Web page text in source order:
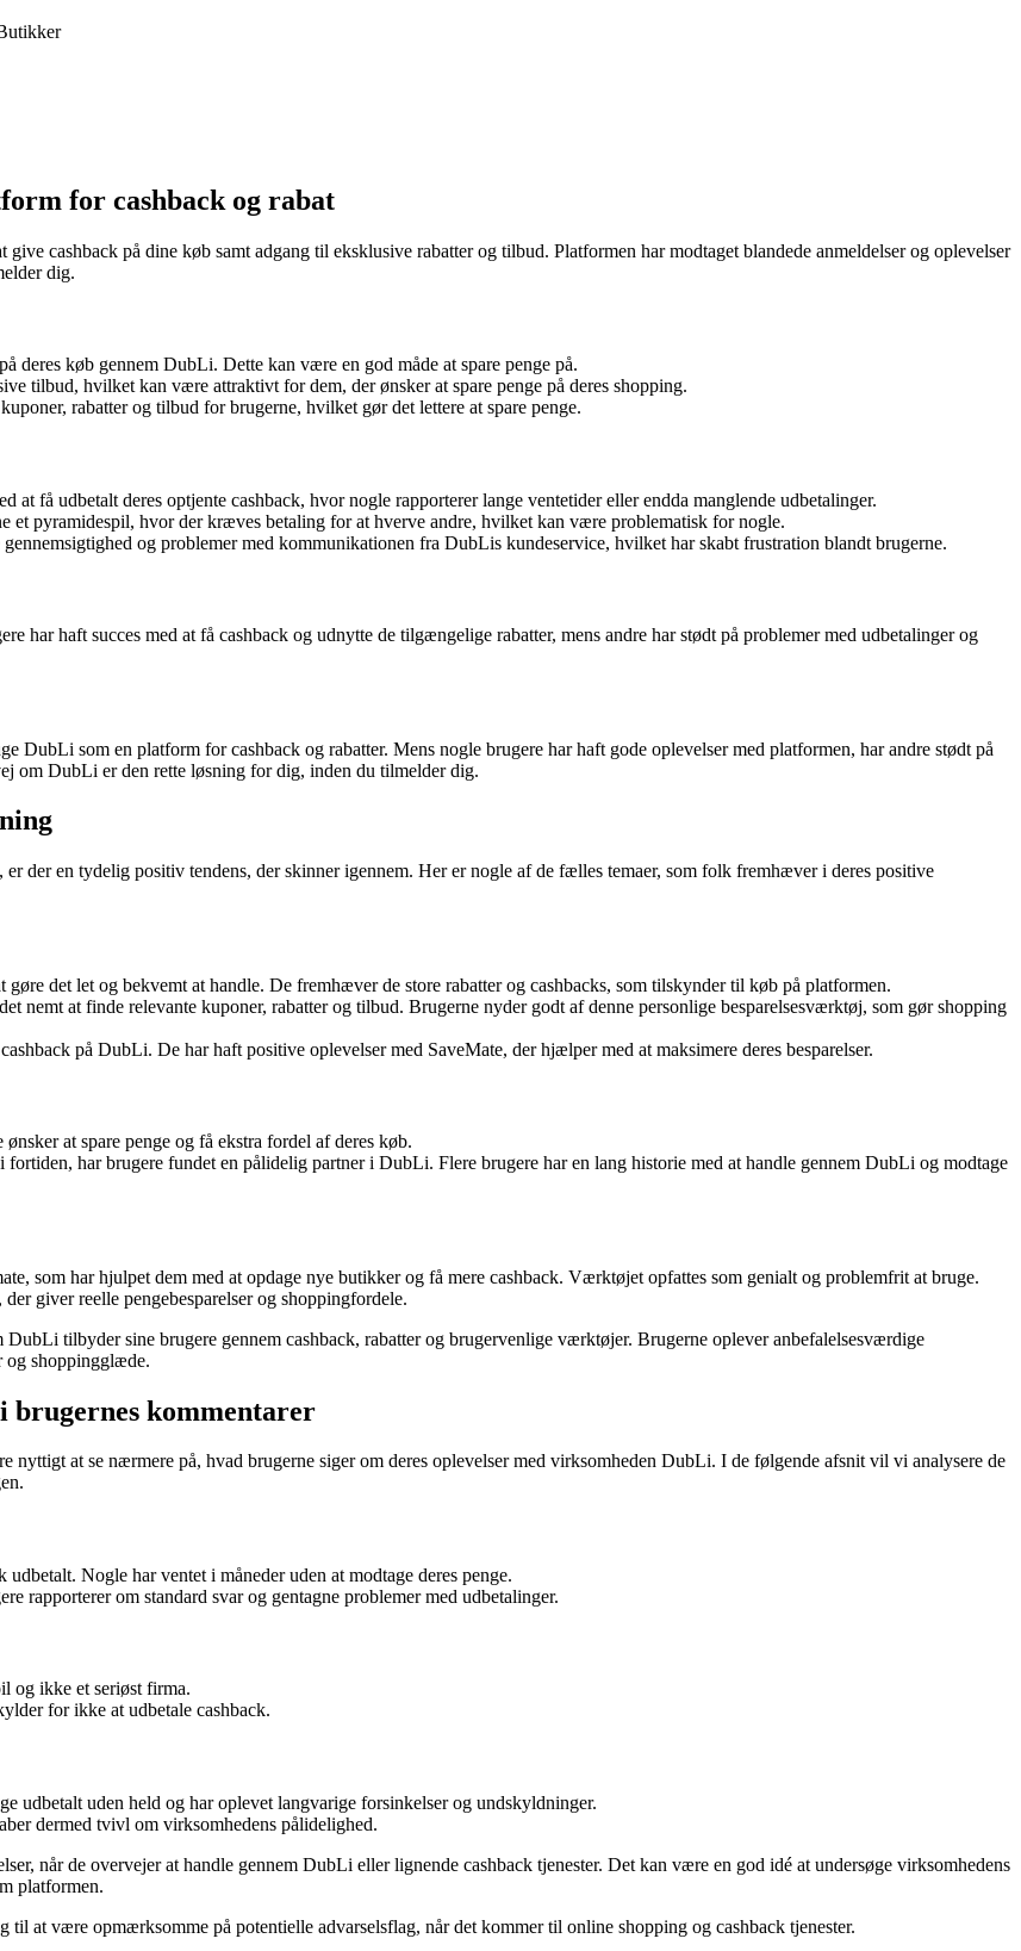
for cashback og rabat
cashback på dine køb samt adgang til eksklusive rabatter og tilbud. Platformen har modtaget blandede anmeldelser og oplevelser
dig.
deres køb gennem DubLi. Dette kan være en god måde at spare penge på.
tilbud, hvilket kan være attraktivt for dem, der ønsker at spare penge på deres shopping.
rabatter og tilbud for brugerne, hvilket gør det lettere at spare penge.
at få udbetalt deres optjente cashback, hvor nogle rapporterer lange ventetider eller endda manglende udbetalinger.
et pyramidespil, hvor der kræves betaling for at hverve andre, hvilket kan være problematisk for nogle.
og problemer med kommunikationen fra DubLis kundeservice, hvilket har skabt frustration blandt brugerne.
har haft succes med at få cashback og udnytte de tilgængelige rabatter, mens andre har stødt på problemer med udbetalinger og
DubLi som en platform for cashback og rabatter. Mens nogle brugere har haft gode oplevelser med platformen, har andre stødt på
om DubLi er den rette løsning for dig, inden du tilmelder dig.
der en tydelig positiv tendens, der skinner igennem. Her er nogle af de fælles temaer, som folk fremhæver i deres positive
det let og bekvemt at handle. De fremhæver de store rabatter og cashbacks, som tilskynder til køb på platformen.
nemt at finde relevante kuponer, rabatter og tilbud. Brugerne nyder godt af denne personlige besparelsesværktøj, som gør shopping
på DubLi. De har haft positive oplevelser med SaveMate, der hjælper med at maksimere deres besparelser.
at spare penge og få ekstra fordel af deres køb.
har brugere fundet en pålidelig partner i DubLi. Flere brugere har en lang historie med at handle gennem DubLi og modtage
som har hjulpet dem med at opdage nye butikker og få mere cashback. Værktøjet opfattes som genialt og problemfrit at bruge.
giver reelle pengebesparelser og shoppingfordele.
tilbyder sine brugere gennem cashback, rabatter og brugervenlige værktøjer. Brugerne oplever anbefalelsesværdige
og shoppingglæde.
brugernes kommentarer
nyttigt at se nærmere på, hvad brugerne siger om deres oplevelser med virksomheden DubLi. I de følgende afsnit vil vi analysere de
Nogle har ventet i måneder uden at modtage deres penge.
om standard svar og gentagne problemer med udbetalinger.
og ikke et seriøst firma.
for ikke at udbetale cashback.
udbetalt uden held og har oplevet langvarige forsinkelser og undskyldninger.
dermed tvivl om virksomhedens pålidelighed.
når de overvejer at handle gennem DubLi eller lignende cashback tjenester. Det kan være en god idé at undersøge virksomhedens
platformen.
at være opmærksomme på potentielle advarselsflag, når det kommer til online shopping og cashback tjenester.